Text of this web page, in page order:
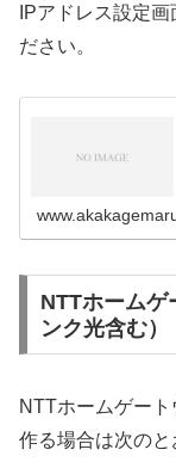
IPアドレス設定
ださい。
NTTホームゲ
ンク光含む）
NTTホームゲー
作る場合は次のと